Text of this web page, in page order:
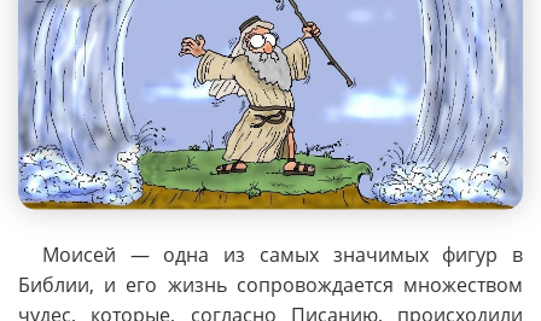
Моисей — одна из самых значимых фигур в
Библии, и его жизнь сопровождается множеством
чудес, которые, согласно Писанию, происходили